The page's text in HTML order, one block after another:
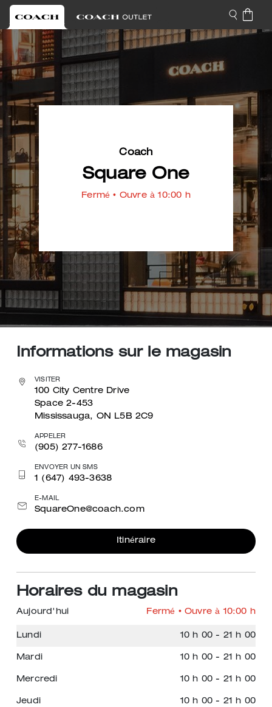
Coach
Square One
Fermé • Ouvre à 10:00 h
Informations sur le magasin
VISITER
100 City Centre Drive
Space 2-453
Mississauga, ON L5B 2C9
APPELER
(905) 277-1686
ENVOYER UN SMS
1 (647) 493-3638
E-MAIL
SquareOne@coach.com
Itinéraire
Horaires du magasin
Aujourd'hui Fermé • Ouvre à 10:00 h
Lundi 10 h 00- 21 h 00
Mardi 10 h 00- 21 h 00
Mercredi 10 h 00- 21 h 00
Jeudi 10 h 00- 21 h 00